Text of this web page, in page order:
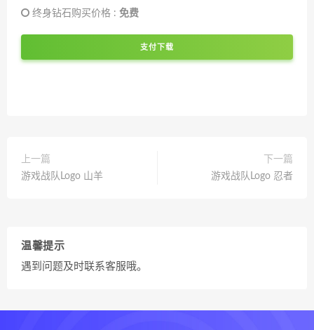
终身钻石购买价格 : 免费
支付下载
上一篇
游戏战队Logo 山羊
下一篇
游戏战队Logo 忍者
温馨提示
遇到问题及时联系客服哦。